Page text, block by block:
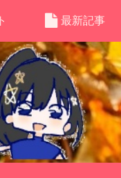
最新記事